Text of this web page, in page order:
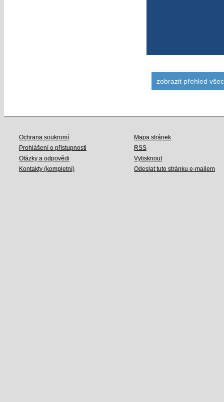
zobrazit přehled
Ochrana soukromí
Prohlášení o přístupnosti
Otázky a odpovědi
Kontakty (kompletní)
Mapa stránek
RSS
Vytisknout
Odeslat tuto stránku e-mailem